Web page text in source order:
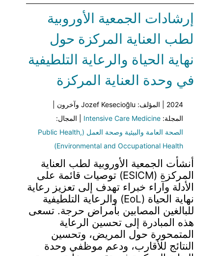
إرشادات الجمعية الأوروبية
لطب العناية المركزة حول
نهاية الحياة والرعاية التلطيفية
في وحدة العناية المركزة
2024 | المؤلف: Jozef Kesecioğlu وآخرون |
المجلة:Intensive Care Medicine | المجال:
الصحة العامة والبيئية وصحة العمل (Public Health,
Environmental and Occupational Health)
أنشأت الجمعية الأوروبية لطب العناية
المركزة (ESICM) توصيات قائمة على
الأدلة وآراء خبراء تهدف إلى تعزيز رعاية
نهاية الحياة (EoL) والرعاية التلطيفية
للبالغين المصابين بأمراض حرجة. تسعى
هذه المبادرة إلى تحسين الرعاية
المتمحورة حول المريض، وتحسين
النتائج للأقارب، ودعم موظفي وحدة